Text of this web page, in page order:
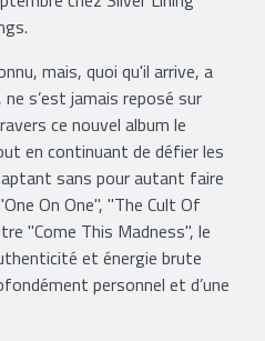
mais, quoi qu'il arrive, a
s’est jamais reposé sur
ce nouvel album le
en continuant de défier les
sans pour autant faire
On One", "The Cult Of
"Come This Madness", le
et énergie brute
personnel et d’une